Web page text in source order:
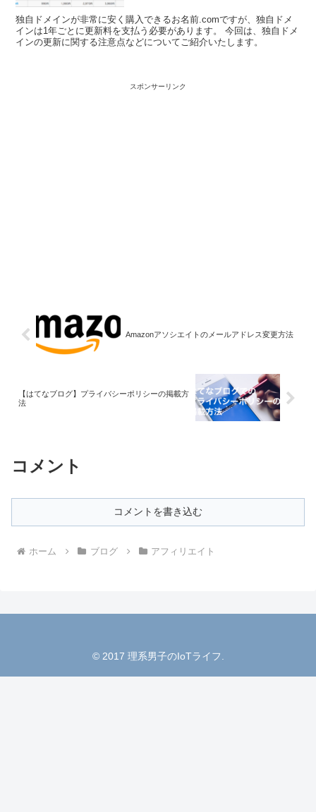
独自ドメインが非常に安く購入できるお名前.comですが、独自ドメ
インは1年ごとに更新料を支払う必要があります。 今回は、独自ドメ
インの更新に関する注意点などについてご紹介いたします。
スポンサーリンク
Amazonアソシエイトのメールアドレス変更方法
【はてなブログ】プライバシーポリシーの掲載方
法
コメント
コメントを書き込む
ホーム ブログ アフィリエイト
© 2017 理系男子のIoTライフ.